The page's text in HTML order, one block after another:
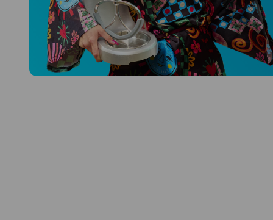
Niceboy ONE Ultra
Hlídá ti zdraví, spánek i pohyb a ještě
k tomu platí.
Prozkoumat